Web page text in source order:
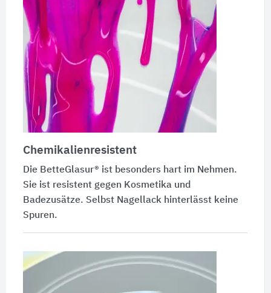
Chemikalienresistent
Die BetteGlasur® ist besonders hart im Nehmen.
Sie ist resistent gegen Kosmetika und
Badezusätze. Selbst Nagellack hinterlässt keine
Spuren.